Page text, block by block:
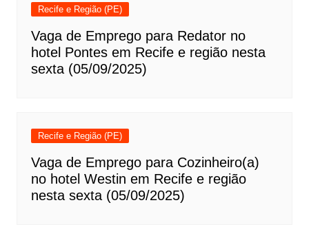
Recife e Região (PE)
Vaga de Emprego para Redator no
hotel Pontes em Recife e região nesta
sexta (05/09/2025)
Recife e Região (PE)
Vaga de Emprego para Cozinheiro(a)
no hotel Westin em Recife e região
nesta sexta (05/09/2025)